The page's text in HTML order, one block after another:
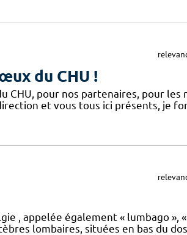
du CHU !
CHU, pour nos partenaires, pour les
et vous tous ici présents, je
, appelée également « lumbago »,
lombaires, situées en bas du